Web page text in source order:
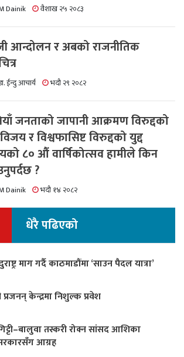
Dainik वैशाख २५ २०८३
आन्दोलन र अबको राजनीतिक
ईन्दु आचार्य भदौ २९ २०८२
जनताको जापानी आक्रमण विरुद्दको
र विश्वफासिष्ट विरुद्दको युद्द
८० औं वार्षिकोत्सव हामीले किन
?
Dainik भदौ १४ २०८२
धेरै पढिएको
माग गर्दै काठमाडौंमा ‘साउन पैदल यात्रा’
प्रजनन् केन्द्रमा निशुल्क प्रवेश
तस्करी रोक्न सांसद आशिका
आग्रह